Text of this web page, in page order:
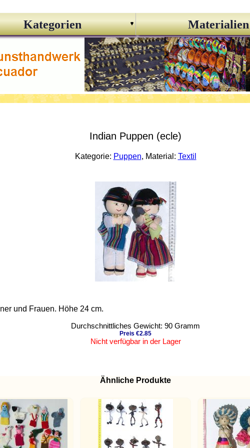
Kategorien Materialien
Indian Puppen (ecle)
Kategorie: Puppen, Material: Textil
und Frauen. Höhe 24 cm.
Durchschnittliches Gewicht: 90 Gramm
Preis €2.85
Nicht verfügbar in der Lager
Ähnliche Produkte